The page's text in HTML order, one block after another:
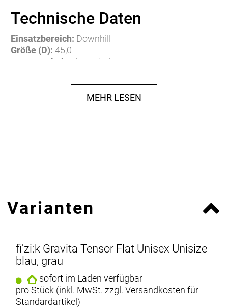
Technische Daten
Einsatzbereich: Downhill
Größe (D): 45,0
Systemschuh:
ohne Bindung / System
Polyurethan (PU)
Leder
Material Sohle:Gummi
info@fizik.com
MEHR LESEN
Varianten
fi'zi:k Gravita Tensor Flat Unisex Unisize
blau, grau
sofort im Laden verfügbar
pro Stück (inkl. MwSt. zzgl. Versandkosten für
Standardartikel)